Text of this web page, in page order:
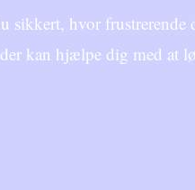
sikkert, hvor frustrerende
kan hjælpe dig med at